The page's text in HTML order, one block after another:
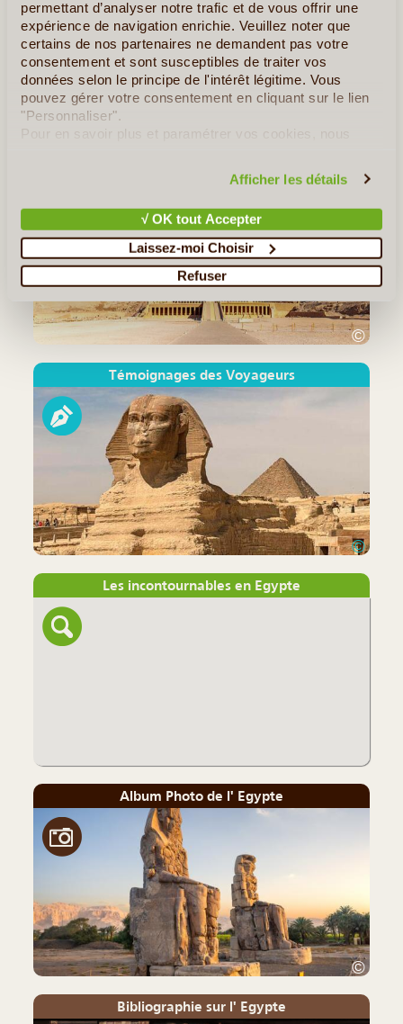
permettant d’analyser notre trafic et de vous offrir une
expérience de navigation enrichie. Veuillez noter que
certains de nos partenaires ne demandent pas votre
consentement et sont susceptibles de traiter vos
données selon le principe de l'intérêt légitime. Vous
pouvez gérer votre consentement en cliquant sur le lien
"Personnaliser".
Pour en savoir plus et paramétrer vos cookies, nous
Afficher les détails
√ OK tout Accepter
Laissez-moi Choisir
Refuser
Les Pyramides de Gizeh… Qui n’a jamais entendu parler d’elles
? Tout le monde voit à quoi elles ressemblent, mais très peu
d’entre nous les connaissent véritablement… Imposant colosses
jaillissant du sable en plein milieu du (...)
©
Témoignages des Voyageurs
©
Les incontournables en Egypte
Album Photo de l' Egypte
©
Bibliographie sur l' Egypte